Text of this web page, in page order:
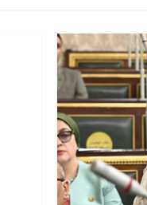
ناس وناس
د. نور فرحات فقيه
قضايا الوطن وانحاز